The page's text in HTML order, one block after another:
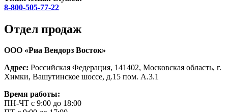
8-800-505-77-22
Отдел продаж
ООО «Риа Вендорз Восток»
Адрес: Российская Федерация, 141402, Московская область, г.
Химки, Вашутинское шоссе, д.15 пом. А.3.1
Время работы:
ПН-ЧТ с 9:00 до 18:00